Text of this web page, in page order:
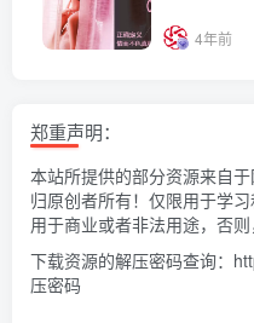
4年前
郑重声明：
本站所提供的部分资源来自
归原创者所有！仅限用于学
用于商业或者非法用途，否则
下载资源的解压密码查询：
压密码